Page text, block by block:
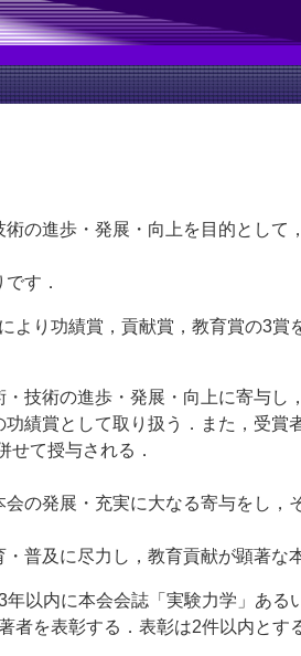
の進歩・発展・向上を目的として
す．
より功績賞，貢献賞，教育賞の3賞
技術の進歩・発展・向上に寄与し
績賞として取り扱う．また，受
せて授与される．
の発展・充実に大なる寄与をし，
普及に尽力し，教育貢献が顕著な
以内に本会会誌「実験力学」あ
者を表彰する．表彰は2件以内とす